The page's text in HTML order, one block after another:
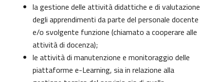
la gestione delle attività didattiche e di valutazione
degli apprendimenti da parte del personale docente
e/o svolgente funzione (chiamato a cooperare alle
attività di docenza);
le attività di manutenzione e monitoraggio delle
piattaforme e-Learning, sia in relazione alla